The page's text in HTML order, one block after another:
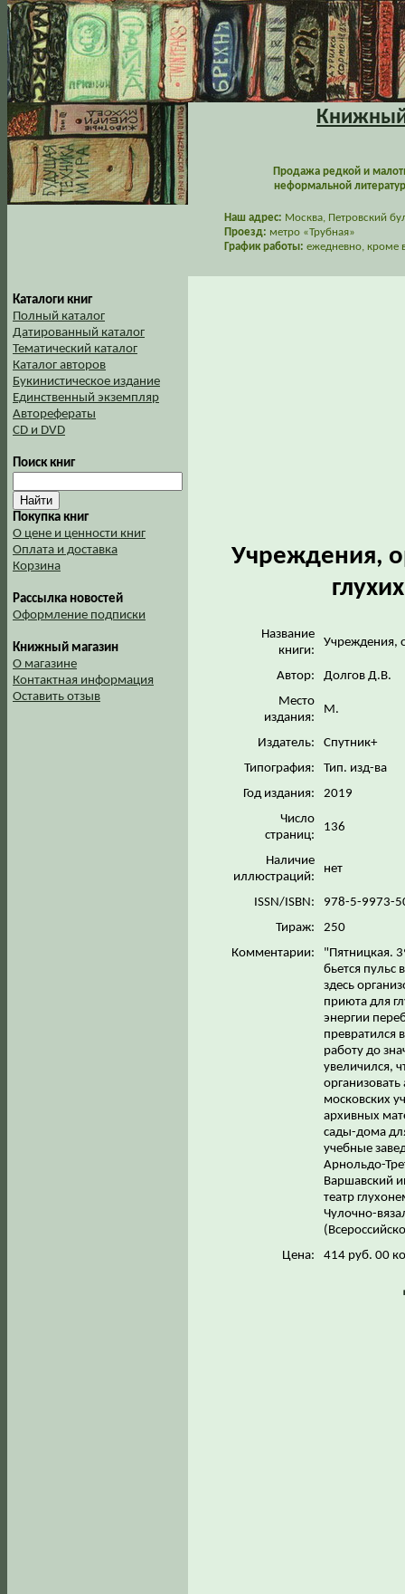
Книжный
Продажа редкой и
неформальной
Наш адрес: Москва, Петровский
Проезд: метро «Трубная»
График работы: ежедневно, кроме
Каталоги книг
Полный каталог
Датированный каталог
Тематический каталог
Каталог авторов
Букинистическое издание
Единственный экземпляр
Авторефераты
CD и DVD
Поиск книг
Покупка книг
О цене и ценности книг
Оплата и доставка
Корзина
Рассылка новостей
Оформление подписки
Книжный магазин
О магазине
Контактная информация
Оставить отзыв
Учреждения,
Название
книги:
Учреждения,
Автор:
Долгов Д.В.
Место
издания:
М.
Издатель:
Спутник+
Типография:
Тип. изд-ва
Год издания:
2019
Число
страниц:
136
Наличие
иллюстраций:
нет
ISSN/ISBN:
978-5-9973-
Тираж:
250
Комментарии:
"Пятницкая.
бьется пульс
здесь
приюта для
энергии
превратился
работу до
увеличился,
московских
архивных
сады-дома
учебные
Арнольдо-
Варшавский
театр
Чулочно-
Цена:
414 руб. 00